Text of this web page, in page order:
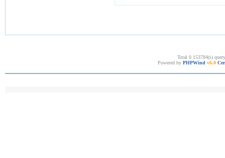
Total 0.153784(s)
Powered by PHPWind v6.0